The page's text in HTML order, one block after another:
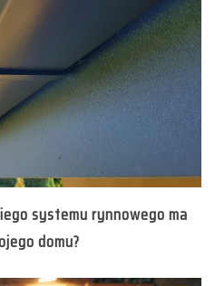
systemu rynnowego ma
domu?